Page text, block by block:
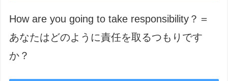
How are you going to take responsibility？＝
あなたはどのように責任を取るつもりです
か？